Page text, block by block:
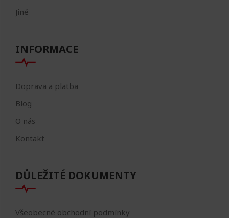
Jiné
INFORMACE
Doprava a platba
Blog
O nás
Kontakt
DŮLEŽITÉ DOKUMENTY
Všeobecné obchodní podmínky